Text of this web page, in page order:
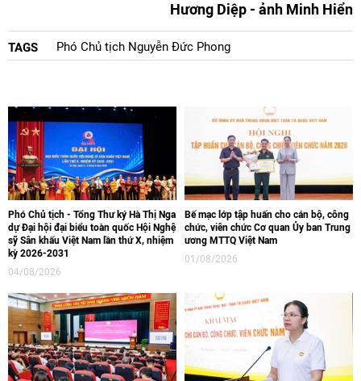
Hương Diệp - ảnh Minh Hiển
TAGS Phó Chủ tịch Nguyễn Đức Phong
Phó Chủ tịch - Tổng Thư ký Hà Thị Nga
dự Đại hội đại biểu toàn quốc Hội Nghệ
sỹ Sân khấu Việt Nam lần thứ X, nhiệm
kỳ 2026-2031
04/08/2026
Bế mạc lớp tập huấn cho cán bộ, công
chức, viên chức Cơ quan Ủy ban Trung
ương MTTQ Việt Nam
01/08/2026